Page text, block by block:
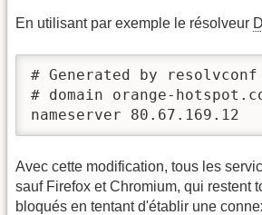
En utilisant par exemple le résolveur
# Generated by resolvconf
# domain orange-
nameserver 80.67.169.12
Avec cette modification, tous les
sauf Firefox et Chromium, qui restent
bloqués en tentant d'établir une